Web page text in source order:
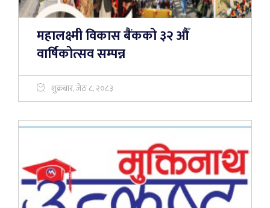
महालक्ष्मी विकास बैंकको ३२ औँ
वार्षिकोत्सव सम्पन्न
शुक्रबार, जेठ ८, २०८३